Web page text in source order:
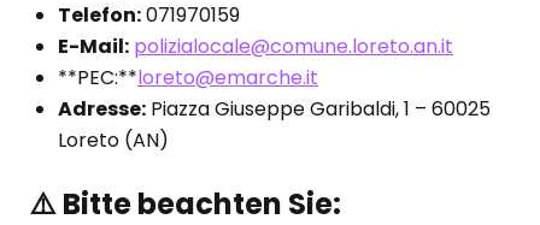
Telefon:071970159
E-Mail: polizialocale@comune.loreto.an.it
**PEC:**loreto@emarche.it
Adresse: Piazza Giuseppe Garibaldi, 1 – 60025
Loreto (AN)
⚠️Bitte beachten Sie: